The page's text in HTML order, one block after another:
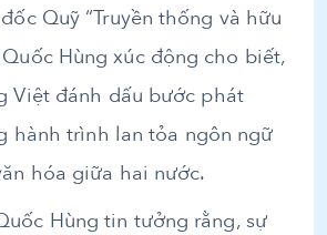
Quỹ “Truyền thống và hữu
Hùng xúc động cho biết,
Việt đánh dấu bước phát
hành trình lan tỏa ngôn ngữ
hóa giữa hai nước.
Hùng tin tưởng rằng, sự